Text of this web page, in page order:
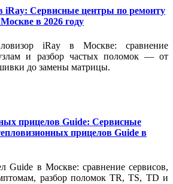
iRay: Сервисные центры по ремонту
в 2026 году
iRay в Москве: сравнение
и разбор частых поломок — от
до замены матрицы.
прицелов Guide: Сервисные
прицелов Guide в
Guide в Москве: сравнение сервисов,
разбор поломок TR, TS, TD и